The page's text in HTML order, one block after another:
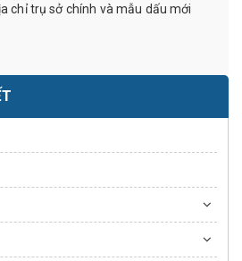
chỉ trụ sở chính và mẫu dấu mới